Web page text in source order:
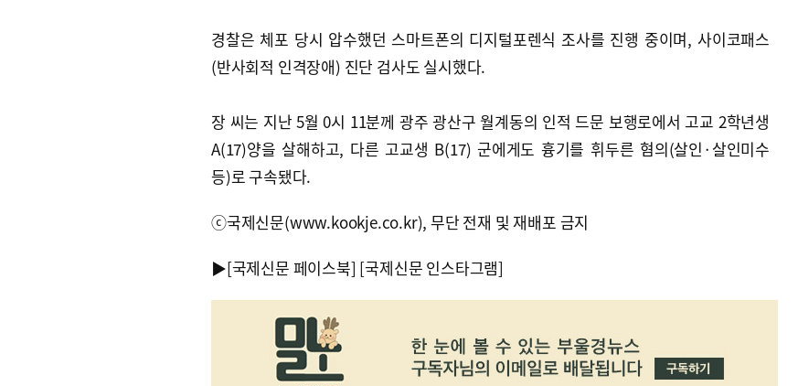
경찰은 체포 당시 압수했던 스마트폰의 디지털포렌식 조사를 진행 중이며, 사이코패스
(반사회적 인격장애) 진단 검사도 실시했다.
장 씨는 지난 5월 0시 11분께 광주 광산구 월계동의 인적 드문 보행로에서 고교 2학년생
A(17)양을 살해하고, 다른 고교생 B(17) 군에게도 흉기를 휘두른 혐의(살인·살인미수
등)로 구속됐다.
ⓒ국제신문(www.kookje.co.kr), 무단 전재 및 재배포 금지
▶[국제신문 페이스북] [국제신문 인스타그램]